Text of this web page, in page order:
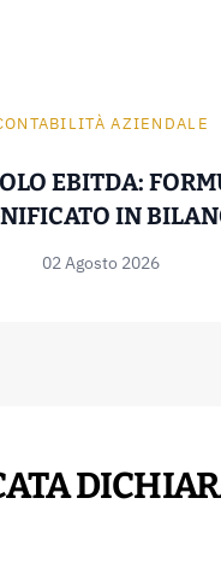
A
AZIENDALE
EBITDA:
IN
02 Agosto 2026